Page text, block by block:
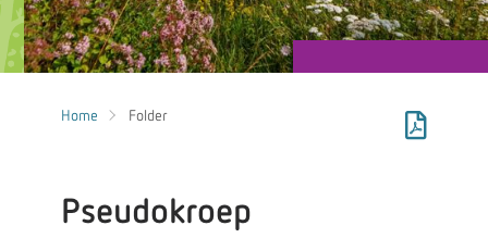
Home Folder
Pseudokroep